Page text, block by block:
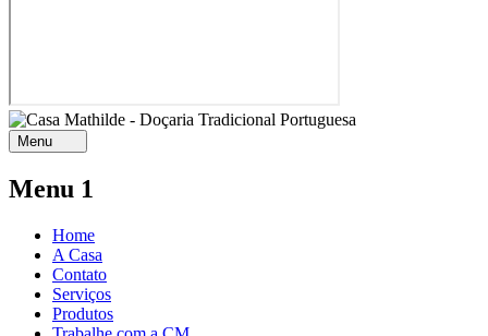
Menu
Menu 1
Home
A Casa
Contato
Serviços
Produtos